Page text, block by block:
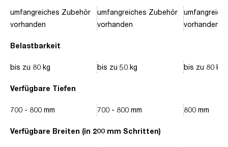
Belastbarkeit
Verfügbare Tiefen
Verfügbare Breiten (in 200 mm Schritten)
umfangreiches Zubehör
vorhanden
bis zu 80 kg
700 - 800 mm
umfangreiches Zubehör
vorhanden
bis zu 50 kg
700 - 800 mm
vorhanden
bis zu 80 kg
800 mm